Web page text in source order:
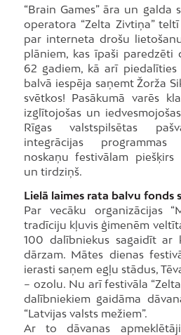
“Brain Games” āra un galda
operatora “Zelta Zivtiņa”
par interneta drošu
plāniem, kas īpaši paredzēti
62 gadiem, kā arī piedalīties
balvā iespēja saņemt Žorža
svētkos! Pasākumā varēs
izglītojošas un
Rīgas valstspilsētas
integrācijas
noskaņu festivālam piešķirs
un tirdziņš.
Lielā laimes rata balvu fonds
Par vecāku organizācijas
tradīciju kļuvis ģimenēm
100 dalībniekus sagaidīt ar
dārzam. Mātes dienas
ierasti saņem egļu stādus,
– ozolu. Nu arī festivāla
dalībniekiem gaidāma
“Latvijas valsts mežiem”.
Ar to dāvanas